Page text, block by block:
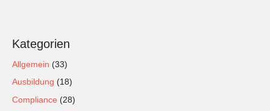
Kategorien
Allgemein (33)
Ausbildung (18)
Compliance (28)